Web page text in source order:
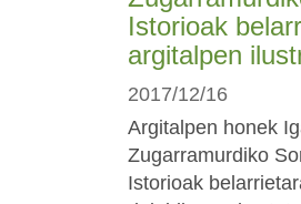
Istorioak
argitalpen
2017/12/16
Argitalpen honek
Zugarramurdiko
Istorioak